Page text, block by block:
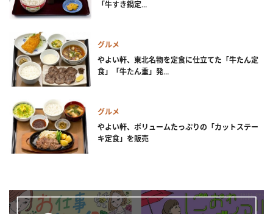
「牛すき鍋定...
グルメ
やよい軒、東北名物を定食に仕立てた「牛たん定
食」「牛たん重」発...
グルメ
やよい軒、ボリュームたっぷりの「カットステー
キ定食」を販売